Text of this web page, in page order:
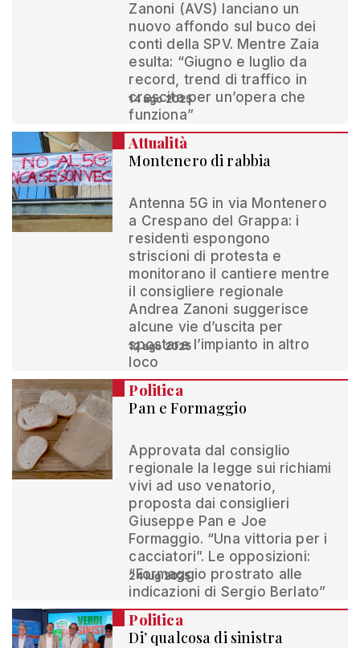
Zanoni (AVS) lanciano un
nuovo affondo sul buco dei
conti della SPV. Mentre Zaia
esulta: “Giugno e luglio da
record, trend di traffico in
crescita per un’opera che
funziona”
14 ago 2025
Attualità
Montenero di rabbia
Antenna 5G in via Montenero
a Crespano del Grappa: i
residenti espongono
striscioni di protesta e
monitorano il cantiere mentre
il consigliere regionale
Andrea Zanoni suggerisce
alcune vie d’uscita per
spostare l’impianto in altro
loco
12 ago 2025
Politica
Pan e Formaggio
Approvata dal consiglio
regionale la legge sui richiami
vivi ad uso venatorio,
proposta dai consiglieri
Giuseppe Pan e Joe
Formaggio. “Una vittoria per i
cacciatori”. Le opposizioni:
“Formaggio prostrato alle
indicazioni di Sergio Berlato”
24 lug 2025
Politica
Di’ qualcosa di sinistra